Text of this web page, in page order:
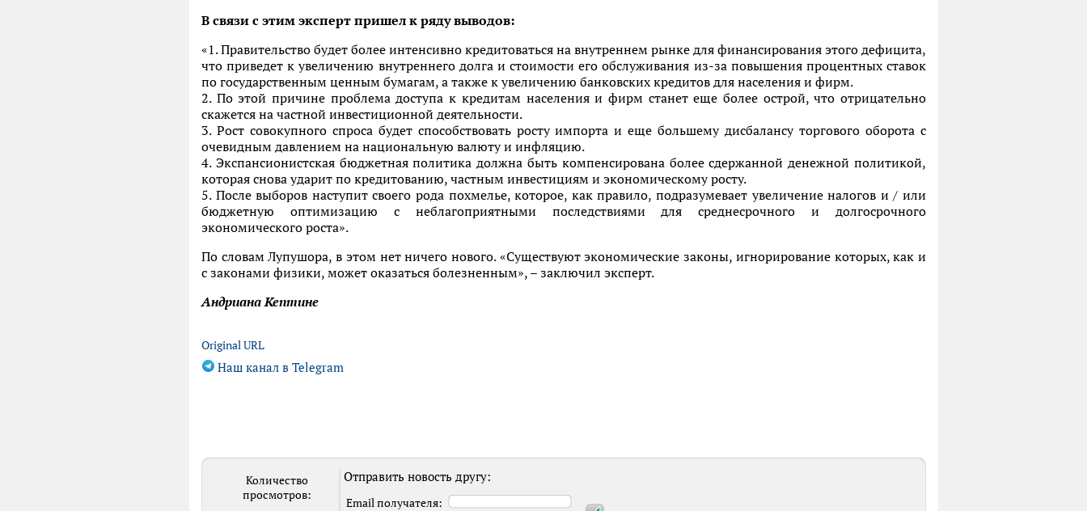
В связи с этим эксперт пришел к ряду выводов:
«1. Правительство будет более интенсивно кредитоваться на внутреннем рынке для финансирования этого дефицита,
что приведет к увеличению внутреннего долга и стоимости его обслуживания из-за повышения процентных ставок
по государственным ценным бумагам, а также к увеличению банковских кредитов для населения и фирм.
2. По этой причине проблема доступа к кредитам населения и фирм станет еще более острой, что отрицательно
скажется на частной инвестиционной деятельности.
3. Рост совокупного спроса будет способствовать росту импорта и еще большему дисбалансу торгового оборота с
очевидным давлением на национальную валюту и инфляцию.
4. Экспансионистская бюджетная политика должна быть компенсирована более сдержанной денежной политикой,
которая снова ударит по кредитованию, частным инвестициям и экономическому росту.
5. После выборов наступит своего рода похмелье, которое, как правило, подразумевает увеличение налогов и / или
бюджетную оптимизацию с неблагоприятными последствиями для среднесрочного и долгосрочного
экономического роста».
По словам Лупушора, в этом нет ничего нового. «Существуют экономические законы, игнорирование которых, как и
с законами физики, может оказаться болезненным», – заключил эксперт.
Андриана Кептине
Original URL
Наш канал в Telegram
Количество
просмотров:
Отправить новость другу:
Email получателя: